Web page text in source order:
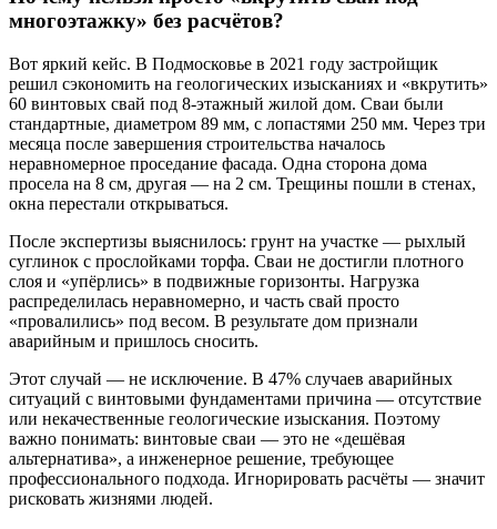
многоэтажку» без расчётов?
Вот яркий кейс. В Подмосковье в 2021 году застройщик
решил сэкономить на геологических изысканиях и «вкрутить»
60 винтовых свай под 8-этажный жилой дом. Сваи были
стандартные, диаметром 89 мм, с лопастями 250 мм. Через три
месяца после завершения строительства началось
неравномерное проседание фасада. Одна сторона дома
просела на 8 см, другая — на 2 см. Трещины пошли в стенах,
окна перестали открываться.
После экспертизы выяснилось: грунт на участке — рыхлый
суглинок с прослойками торфа. Сваи не достигли плотного
слоя и «упёрлись» в подвижные горизонты. Нагрузка
распределилась неравномерно, и часть свай просто
«провалились» под весом. В результате дом признали
аварийным и пришлось сносить.
Этот случай — не исключение. В 47% случаев аварийных
ситуаций с винтовыми фундаментами причина — отсутствие
или некачественные геологические изыскания. Поэтому
важно понимать: винтовые сваи — это не «дешёвая
альтернатива», а инженерное решение, требующее
профессионального подхода. Игнорировать расчёты — значит
рисковать жизнями людей.